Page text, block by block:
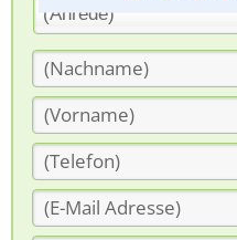
(Anrede)